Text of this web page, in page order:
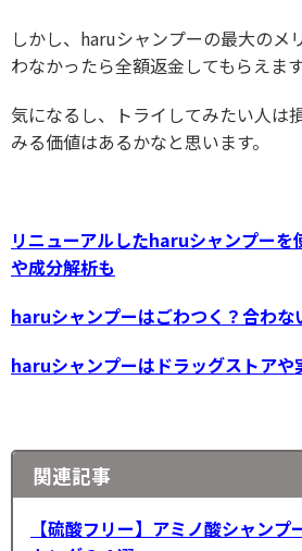
しかし、haruシャンプーの最大のメ
わなかったら全額返金してもらえま
気になるし、トライしてみたい人は
みる価値はあるかなと思います。
リニューアルしたharuシャンプーを
や成分解析も
haruシャンプーはごわつく？合わな
haruシャンプーはドラッグストアや
関連記事
【硫酸フリー】アミノ酸シャン